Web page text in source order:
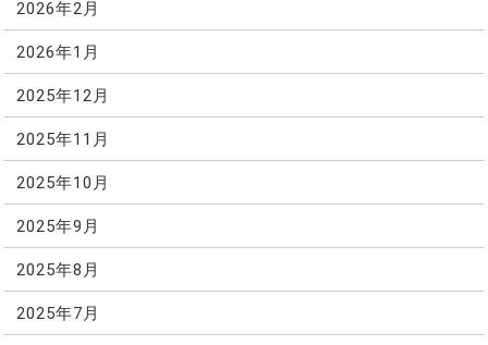
2026年2月
2026年1月
2025年12月
2025年11月
2025年10月
2025年9月
2025年8月
2025年7月